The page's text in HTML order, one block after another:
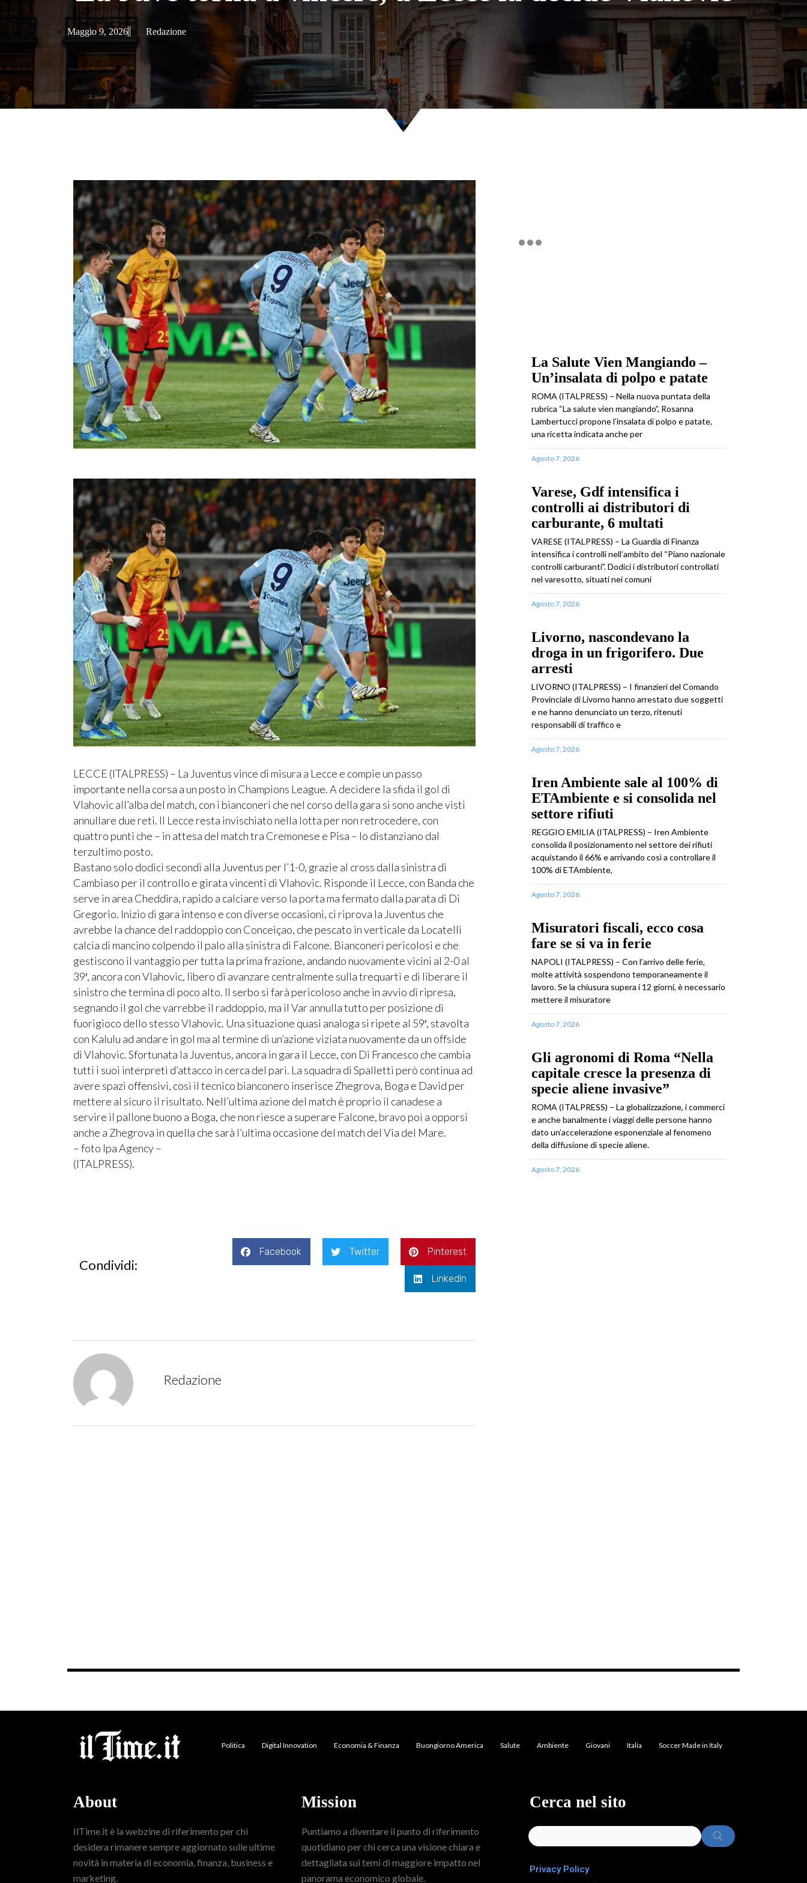
Maggio 9, 2026 Redazione
LECCE (ITALPRESS) – La Juventus vince di misura a Lecce e compie un passo
importante nella corsa a un posto in Champions League. A decidere la sfida il gol di
Vlahovic all’alba del match, con i bianconeri che nel corso della gara si sono anche visti
annullare due reti. Il Lecce resta invischiato nella lotta per non retrocedere, con
quattro punti che – in attesa del match tra Cremonese e Pisa – lo distanziano dal
terzultimo posto.
Bastano solo dodici secondi alla Juventus per l’1-0, grazie al cross dalla sinistra di
Cambiaso per il controllo e girata vincenti di Vlahovic. Risponde il Lecce, con Banda che
serve in area Cheddira, rapido a calciare verso la porta ma fermato dalla parata di Di
Gregorio. Inizio di gara intenso e con diverse occasioni, ci riprova la Juventus che
avrebbe la chance del raddoppio con Conceiçao, che pescato in verticale da Locatelli
calcia di mancino colpendo il palo alla sinistra di Falcone. Bianconeri pericolosi e che
gestiscono il vantaggio per tutta la prima frazione, andando nuovamente vicini al 2-0 al
39′, ancora con Vlahovic, libero di avanzare centralmente sulla trequarti e di liberare il
sinistro che termina di poco alto. Il serbo si farà pericoloso anche in avvio di ripresa,
segnando il gol che varrebbe il raddoppio, ma il Var annulla tutto per posizione di
fuorigioco dello stesso Vlahovic. Una situazione quasi analoga si ripete al 59′, stavolta
con Kalulu ad andare in gol ma al termine di un’azione viziata nuovamente da un offside
di Vlahovic. Sfortunata la Juventus, ancora in gara il Lecce, con Di Francesco che cambia
tutti i suoi interpreti d’attacco in cerca del pari. La squadra di Spalletti però continua ad
avere spazi offensivi, così il tecnico bianconero inserisce Zhegrova, Boga e David per
mettere al sicuro il risultato. Nell’ultima azione del match è proprio il canadese a
servire il pallone buono a Boga, che non riesce a superare Falcone, bravo poi a opporsi
anche a Zhegrova in quella che sarà l’ultima occasione del match del Via del Mare.
– foto Ipa Agency –
(ITALPRESS).
Condividi:
Facebook Twitter Pinterest
LinkedIn
Redazione
La Salute Vien Mangiando –
Un’insalata di polpo e patate
ROMA (ITALPRESS) – Nella nuova puntata della
rubrica “La salute vien mangiando”, Rosanna
Lambertucci propone l’insalata di polpo e patate,
una ricetta indicata anche per
Agosto 7, 2026
Varese, Gdf intensifica i
controlli ai distributori di
carburante, 6 multati
VARESE (ITALPRESS) – La Guardia di Finanza
intensifica i controlli nell’ambito del “Piano nazionale
controlli carburanti”. Dodici i distributori controllati
nel varesotto, situati nei comuni
Agosto 7, 2026
Livorno, nascondevano la
droga in un frigorifero. Due
arresti
LIVORNO (ITALPRESS) – I finanzieri del Comando
Provinciale di Livorno hanno arrestato due soggetti
e ne hanno denunciato un terzo, ritenuti
responsabili di traffico e
Agosto 7, 2026
Iren Ambiente sale al 100% di
ETAmbiente e si consolida nel
settore rifiuti
REGGIO EMILIA (ITALPRESS) – Iren Ambiente
consolida il posizionamento nel settore dei rifiuti
acquistando il 66% e arrivando così a controllare il
100% di ETAmbiente,
Agosto 7, 2026
Misuratori fiscali, ecco cosa
fare se si va in ferie
NAPOLI (ITALPRESS) – Con l’arrivo delle ferie,
molte attività sospendono temporaneamente il
lavoro. Se la chiusura supera i 12 giorni, è necessario
mettere il misuratore
Agosto 7, 2026
Gli agronomi di Roma “Nella
capitale cresce la presenza di
specie aliene invasive”
ROMA (ITALPRESS) – La globalizzazione, i commerci
e anche banalmente i viaggi delle persone hanno
dato un’accelerazione esponenziale al fenomeno
della diffusione di specie aliene.
Agosto 7, 2026
Politica Digital Innovation Economia & Finanza Buongiorno America Salute Ambiente Giovani Italia Soccer Made in Italy
About
IlTime.it è la webzine di riferimento per chi
desidera rimanere sempre aggiornato sulle ultime
novità in materia di economia, finanza, business e
marketing.
Mission
Puntiamo a diventare il punto di riferimento
quotidiano per chi cerca una visione chiara e
dettagliata sui temi di maggiore impatto nel
panorama economico globale.
Cerca nel sito
Privacy Policy